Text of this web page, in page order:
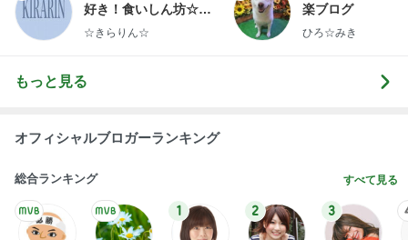
好き！食いしん坊☆き
らりん☆のブログ
☆きらりん☆
楽ブログ
ひろ☆みき
もっと見る
オフィシャルブロガーランキング
総合ランキング すべて見る
1 2 3